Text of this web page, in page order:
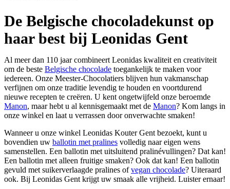
De Belgische chocoladekunst op
haar best bij Leonidas Gent
Al meer dan 110 jaar combineert Leonidas kwaliteit en creativiteit
om de beste Belgische chocolade toegankelijk te maken voor
iedereen. Onze Meester-Chocolatiers blijven hun vakmanschap
verfijnen om onze traditie levendig te houden en voortdurend
nieuwe recepten te creëren. U kent ongetwijfeld onze beroemde
Manon, maar hebt u al kennisgemaakt met de Manon? Kom langs in
onze winkel en laat u verrassen door onverwachte smaken!
Wanneer u onze winkel Leonidas Kouter Gent bezoekt, kunt u
bovendien uw ballotin met pralines volledig naar eigen wens
samenstellen. Een ballotin met uitsluitend pralinévullingen? Dat kan!
Een ballotin met alleen fruitige smaken? Ook dat kan! Een ballotin
gevuld met suikerverlaagde pralines ofvegan chocolade? Uiteraard
ook. Bij Leonidas Gent krijgt uw smaak alle vrijheid. Luister ernaar!